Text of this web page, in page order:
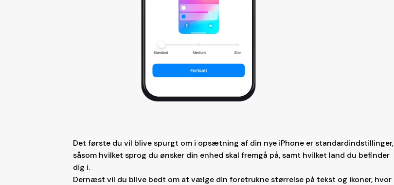
Det første du vil blive spurgt om i opsætning af din nye iPhone er standardindstillinger,
såsom hvilket sprog du ønsker din enhed skal fremgå på, samt hvilket land du befinder
dig i.
Dernæst vil du blive bedt om at vælge din foretrukne størrelse på tekst og ikoner, hvor